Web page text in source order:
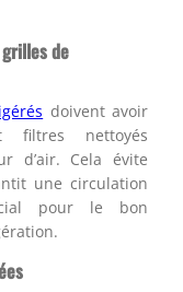
de
doivent avoir
nettoyés
d’air. Cela évite
une circulation
pour le bon